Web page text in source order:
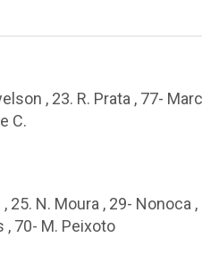
, 23. R. Prata , 77-
C.
25. N. Moura , 29- Nonoca
, 70- M. Peixoto